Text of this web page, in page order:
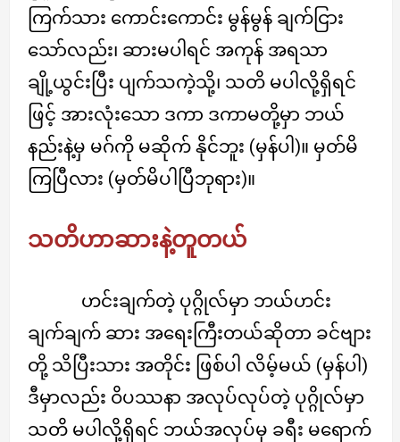
ကြက်သား ကောင်းကောင်း မွန်မွန် ချက်ငြား
သော်လည်း၊ ဆားမပါရင် အကုန် အရသာ
ချို့ယွင်းပြီး ပျက်သကဲ့သို့၊ သတိ မပါလို့ရှိရင်
ဖြင့် အားလုံးသော ဒကာ ဒကာမတို့မှာ ဘယ်
နည်းနဲ့မှ မဂ်ကို မဆိုက် နိုင်ဘူး (မှန်ပါ)။ မှတ်မိ
ကြပြီလား (မှတ်မိပါပြီဘုရား)။
သတိဟာဆားနဲ့တူတယ်
ဟင်းချက်တဲ့ ပုဂ္ဂိုလ်မှာ ဘယ်ဟင်း
ချက်ချက် ဆား အရေးကြီးတယ်ဆိုတာ ခင်ဗျား
တို့ သိပြီးသား အတိုင်း ဖြစ်ပါ လိမ့်မယ် (မှန်ပါ)
ဒီမှာလည်း ဝိပဿနာ အလုပ်လုပ်တဲ့ ပုဂ္ဂိုလ်မှာ
သတိ မပါလို့ရှိရင် ဘယ်အလုပ်မှ ခရီး မရောက်